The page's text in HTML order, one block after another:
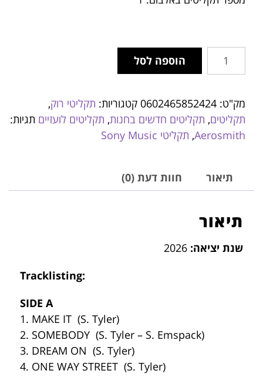
הוספה לסל
מק"ט: 0602465852424 קטגוריות: תקליטי רוק,
תקליטים, תקליטים חדשים בחנות, תקליטים לועזיים תגיות:
Aerosmith
, תקליטי Sony Music
תיאור חוות דעת (0)
תיאור
שנת יציאה:
Tracklisting:
SIDE A
1. MAKE IT (S. Tyler)
2. SOMEBODY (S. Tyler – S. Emspack)
3. DREAM ON (S. Tyler)
4. ONE WAY STREET (S. Tyler)